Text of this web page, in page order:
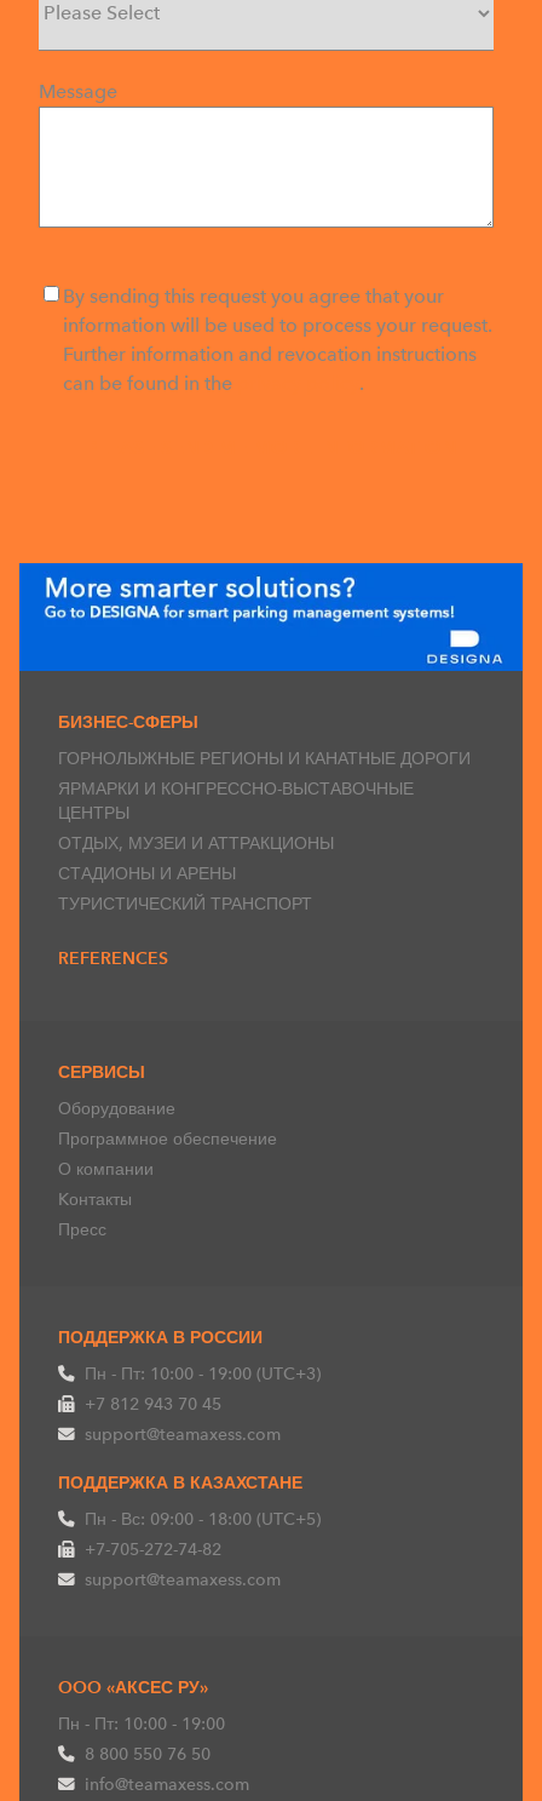
Message
By sending this request you agree that your
information will be used to process your request.
Further information and revocation instructions
can be found in the
.
БИЗНЕС-СФЕРЫ
ГОРНОЛЫЖНЫЕ РЕГИОНЫ И КАНАТНЫЕ ДОРОГИ
ЯРМАРКИ И КОНГРЕССНО-ВЫСТАВОЧНЫЕ
ЦЕНТРЫ
ОТДЫХ, МУЗЕИ И АТТРАКЦИОНЫ
СТАДИОНЫ И АРЕНЫ
ТУРИСТИЧЕСКИЙ ТРАНСПОРТ
REFERENCES
СЕРВИСЫ
Оборудование
Программное обеспечение
О компании
Kонтакты
Пресс
ПОДДЕРЖКА В РОССИИ
Пн - Пт: 10:00 - 19:00 (UTC+3)
+7 812 943 70 45
support@teamaxess.com
ПОДДЕРЖКА В КАЗАХСТАНЕ
Пн - Вс: 09:00 - 18:00 (UTC+5)
+7-705-272-74-82
support@teamaxess.com
OOO «АКСЕС РУ»
Пн - Пт: 10:00 - 19:00
8 800 550 76 50
info@teamaxess.com